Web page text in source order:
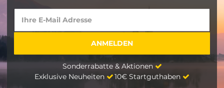
Sonderrabatte & Aktionen
Exklusive Neuheiten
10€ Startguthaben